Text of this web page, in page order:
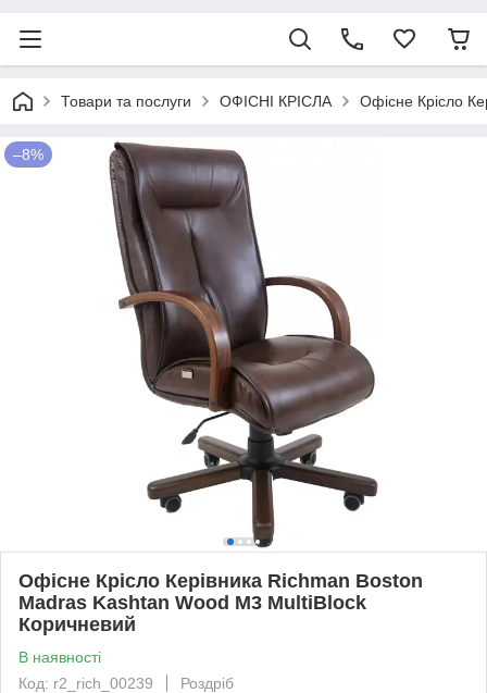
Товари та послуги ОФІСНІ КРІСЛА Офісне Крісло
–8%
Офісне Крісло Керівника Richman Boston
Madras Kashtan Wood М3 MultiBlock
Коричневий
В наявності
Код: r2_rich_00239
Роздріб